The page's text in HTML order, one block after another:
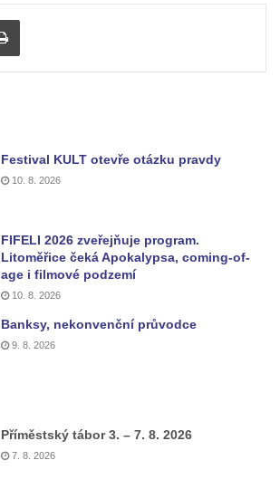
Tisknout
Festival KULT otevře otázku pravdy
10. 8. 2026
FIFELI 2026 zveřejňuje program.
Litoměřice čeká Apokalypsa, coming-of-
age i filmové podzemí
10. 8. 2026
Banksy, nekonvenční průvodce
9. 8. 2026
Příměstský tábor 3. – 7. 8. 2026
7. 8. 2026